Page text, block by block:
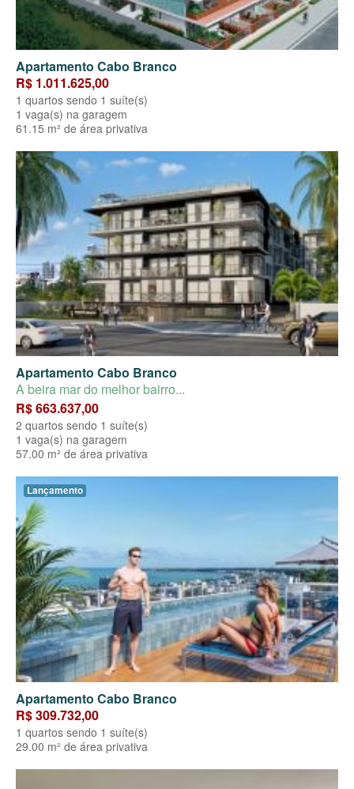
Apartamento Cabo Branco
R$ 1.011.625,00
1 quartos sendo 1 suíte(s)
1 vaga(s) na garagem
61.15 m² de área privativa
Apartamento Cabo Branco
A beira mar do melhor bairro...
R$ 663.637,00
2 quartos sendo 1 suíte(s)
1 vaga(s) na garagem
57.00 m² de área privativa
Lançamento
Apartamento Cabo Branco
R$ 309.732,00
1 quartos sendo 1 suíte(s)
29.00 m² de área privativa